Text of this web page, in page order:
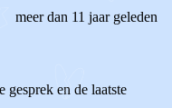
meer dan 11 jaar geleden
gesprek en de laatste